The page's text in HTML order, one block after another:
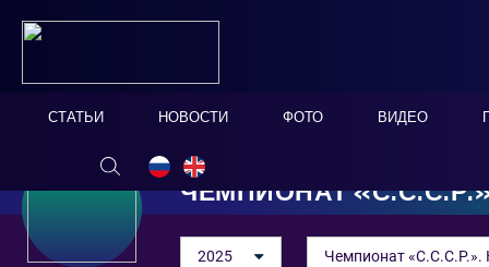
СТАТЬИ НОВОСТИ ФОТО ВИДЕО
ЧЕМПИОНАТ
2025 Чемпионат «С.С.С.Р.».